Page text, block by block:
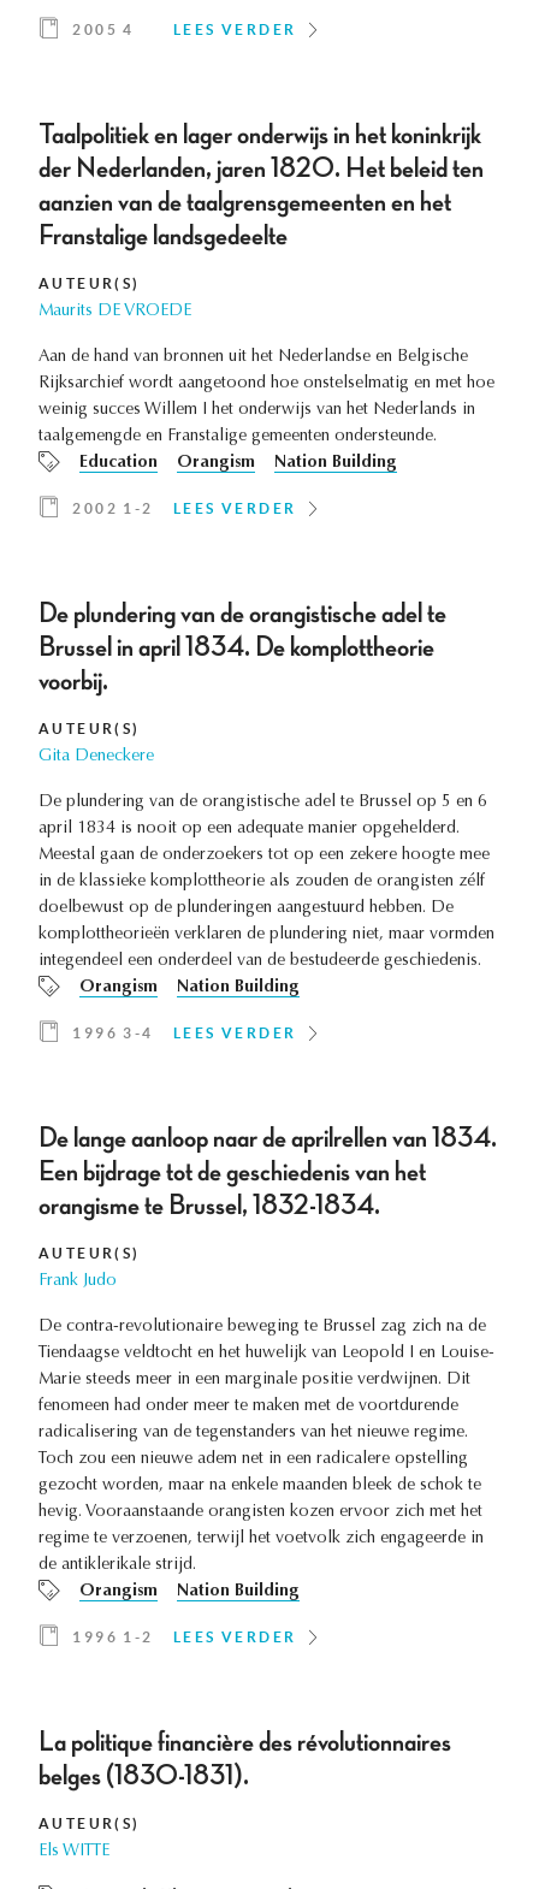
2005 4 LEES VERDER
Taalpolitiek en lager onderwijs in het koninkrijk
der Nederlanden, jaren 1820. Het beleid ten
aanzien van de taalgrensgemeenten en het
Franstalige landsgedeelte
AUTEUR(S)
Maurits DE VROEDE
Aan de hand van bronnen uit het Nederlandse en Belgische
Rijksarchief wordt aangetoond hoe onstelselmatig en met hoe
weinig succes Willem I het onderwijs van het Nederlands in
taalgemengde en Franstalige gemeenten ondersteunde.
Education
Orangism Nation Building
2002 1-2 LEES VERDER
De plundering van de orangistische adel te
Brussel in april 1834. De komplottheorie
voorbij.
AUTEUR(S)
Gita Deneckere
De plundering van de orangistische adel te Brussel op 5 en 6
april 1834 is nooit op een adequate manier opgehelderd.
Meestal gaan de onderzoekers tot op een zekere hoogte mee
in de klassieke komplottheorie als zouden de orangisten zélf
doelbewust op de plunderingen aangestuurd hebben. De
komplottheorieën verklaren de plundering niet, maar vormden
integendeel een onderdeel van de bestudeerde geschiedenis.
Orangism
Nation Building
1996 3-4 LEES VERDER
De lange aanloop naar de aprilrellen van 1834.
Een bijdrage tot de geschiedenis van het
orangisme te Brussel, 1832-1834.
AUTEUR(S)
Frank Judo
De contra-revolutionaire beweging te Brussel zag zich na de
Tiendaagse veldtocht en het huwelijk van Leopold I en Louise-
Marie steeds meer in een marginale positie verdwijnen. Dit
fenomeen had onder meer te maken met de voortdurende
radicalisering van de tegenstanders van het nieuwe regime.
Toch zou een nieuwe adem net in een radicalere opstelling
gezocht worden, maar na enkele maanden bleek de schok te
hevig. Vooraanstaande orangisten kozen ervoor zich met het
regime te verzoenen, terwijl het voetvolk zich engageerde in
de antiklerikale strijd.
Orangism
Nation Building
1996 1-2 LEES VERDER
La politique financière des révolutionnaires
belges (1830-1831).
AUTEUR(S)
Els WITTE